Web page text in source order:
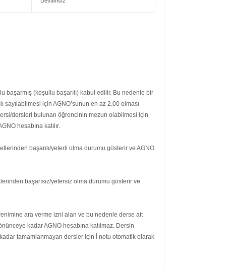
(koşullu başarılı) kabul edilir. Bu nedenle bir
için AGNO’sunun en az 2.00 olması
dersleri bulunan öğrencinin mezun olabilmesi için
hesabına katılır.
başarılı/yeterli olma durumu gösterir ve AGNO
başarısız/yetersiz olma durumu gösterir ve
ara verme izni alan ve bu nedenle derse ait
kadar AGNO hesabına katılmaz. Dersin
kadar tamamlanmayan dersler için İ notu otomatik olarak